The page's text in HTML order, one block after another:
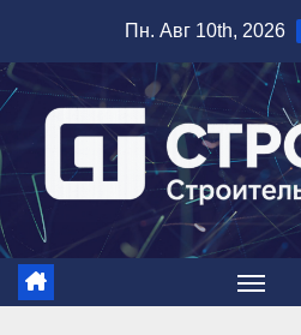
содержимому
Пн. Авг 10th, 2026